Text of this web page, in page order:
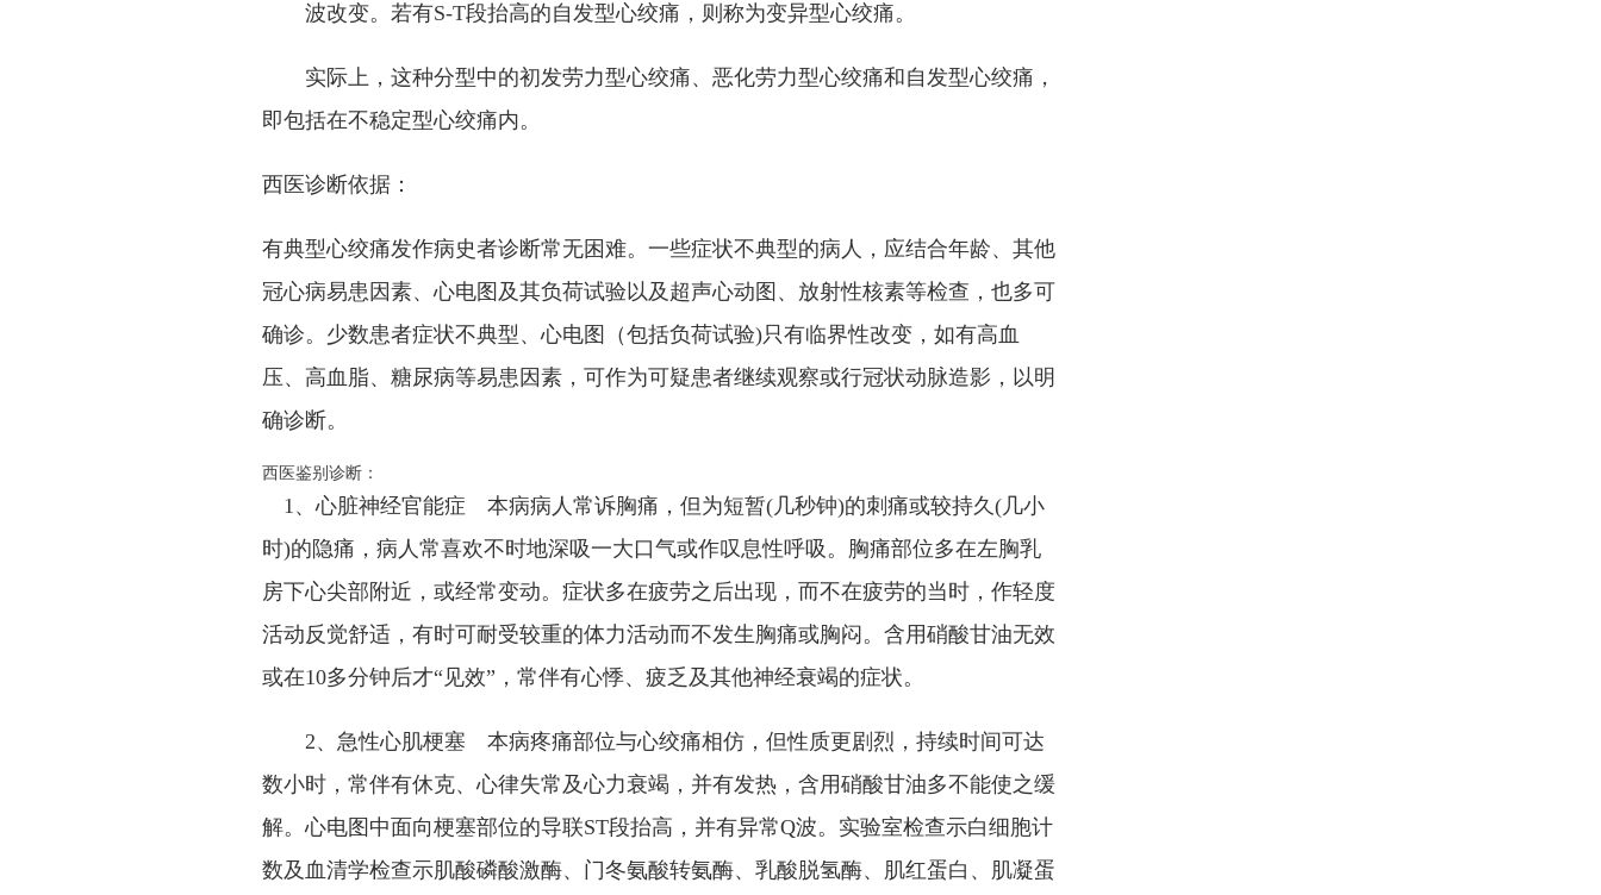
波改变。若有S-T段抬高的自发型心绞痛，则称为变异型心绞痛。
实际上，这种分型中的初发劳力型心绞痛、恶化劳力型心绞痛和自发型心绞痛，
即包括在不稳定型心绞痛内。
西医诊断依据：
有典型心绞痛发作病史者诊断常无困难。一些症状不典型的病人，应结合年龄、其他
冠心病易患因素、心电图及其负荷试验以及超声心动图、放射性核素等检查，也多可
确诊。少数患者症状不典型、心电图（包括负荷试验)只有临界性改变，如有高血
压、高血脂、糖尿病等易患因素，可作为可疑患者继续观察或行冠状动脉造影，以明
确诊断。
西医鉴别诊断：
1、心脏神经官能症 本病病人常诉胸痛，但为短暂(几秒钟)的刺痛或较持久(几小
时)的隐痛，病人常喜欢不时地深吸一大口气或作叹息性呼吸。胸痛部位多在左胸乳
房下心尖部附近，或经常变动。症状多在疲劳之后出现，而不在疲劳的当时，作轻度
活动反觉舒适，有时可耐受较重的体力活动而不发生胸痛或胸闷。含用硝酸甘油无效
或在10多分钟后才“见效”，常伴有心悸、疲乏及其他神经衰竭的症状。
2、急性心肌梗塞 本病疼痛部位与心绞痛相仿，但性质更剧烈，持续时间可达
数小时，常伴有休克、心律失常及心力衰竭，并有发热，含用硝酸甘油多不能使之缓
解。心电图中面向梗塞部位的导联ST段抬高，并有异常Q波。实验室检查示白细胞计
数及血清学检查示肌酸磷酸激酶、门冬氨酸转氨酶、乳酸脱氢酶、肌红蛋白、肌凝蛋